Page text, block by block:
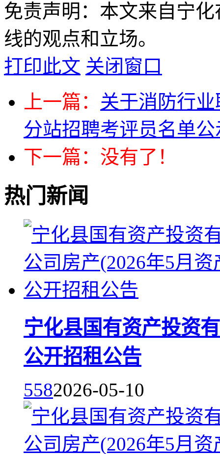
免责声明：本文来自宁
线的观点和立场。
打印此文 关闭窗口
上一篇： 关于消防行
分站招聘考评员名单公
下一篇：没有了！
热门新闻
宁化县国有资产投资
公开招租公告
5582026-05-10